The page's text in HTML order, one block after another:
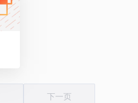
下一页